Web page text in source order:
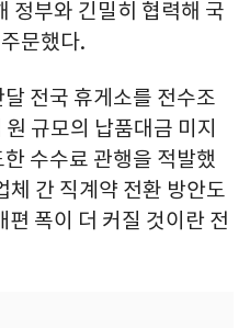
정부와 긴밀히 협력해 국
문했다.
전국 휴게소를 전수조
규모의 납품대금 미지
수수료 관행을 적발했
체 간 직계약 전환 방안도
폭이 더 커질 것이란 전